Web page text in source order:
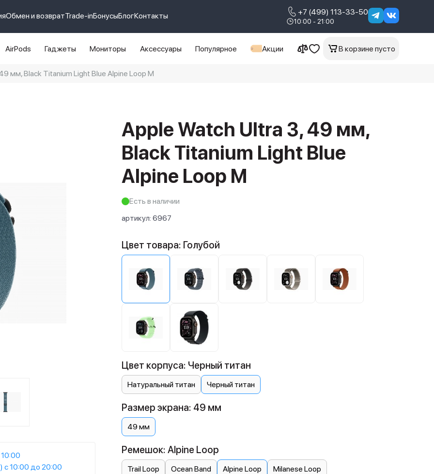
Обмен и возвратTrade-inБонусыБлогКонтакты +7 (499) 113-33-50
10:00 - 21:00
AirPods Гаджеты Мониторы Аксессуары Популярное Акции В корзине пусто
мм, Black Titanium Light Blue Alpine Loop M
Apple Watch Ultra 3, 49 мм,
Black Titanium Light Blue
Alpine Loop M
Есть в наличии
артикул: 6967
10:00
с 10:00 до 20:00
Цвет товара: Голубой
Цвет корпуса: Черный титан
Натуральный титан Черный титан
Размер экрана: 49 мм
49 мм
Ремешок: Alpine Loop
Trail Loop Ocean Band Alpine Loop Milanese Loop